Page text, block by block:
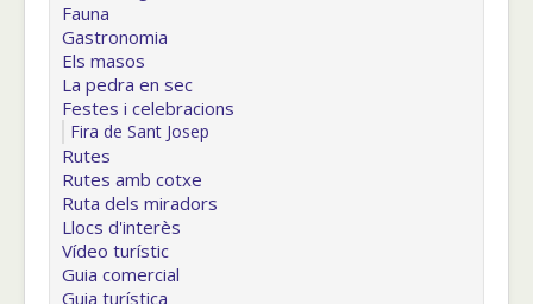
Fauna
Gastronomia
Els masos
La pedra en sec
Festes i celebracions
Fira de Sant Josep
Rutes
Rutes amb cotxe
Ruta dels miradors
Llocs d'interès
Vídeo turístic
Guia comercial
Guia turística